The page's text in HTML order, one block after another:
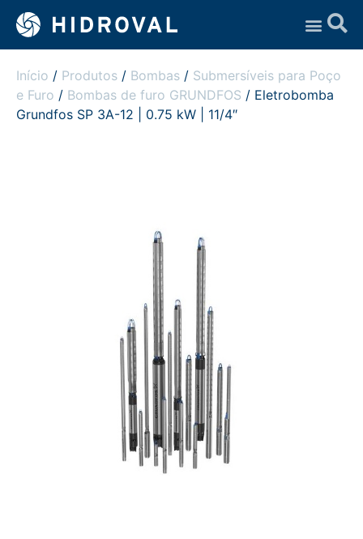
Início / Produtos / Bombas / Submersíveis para Poço
e Furo / Bombas de furo GRUNDFOS / Eletrobomba
Grundfos SP 3A-12 | 0.75 kW | 11/4″